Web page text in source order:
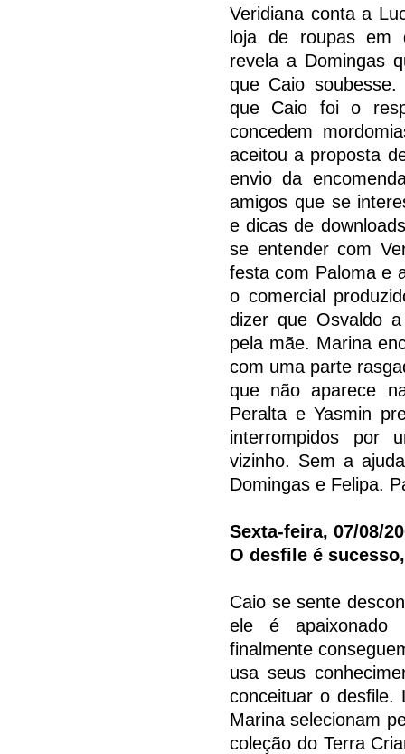
Veridiana conta a
loja de roupas em
revela a Domingas
que Caio
que Caio foi o
concedem
aceitou a proposta
envio da
amigos que se
e dicas de
se entender com
festa com Paloma e
o comercial
dizer que Osvaldo
pela mãe. Marina
com uma parte
que não aparece
Peralta e Yasmin
interrompidos por
vizinho. Sem a
Domingas e Felipa.
Sexta-feira, 07/08/
O desfile é
Caio se sente
ele é apaixonado
finalmente
usa seus
conceituar o desfile.
Marina selecionam
coleção do Terra